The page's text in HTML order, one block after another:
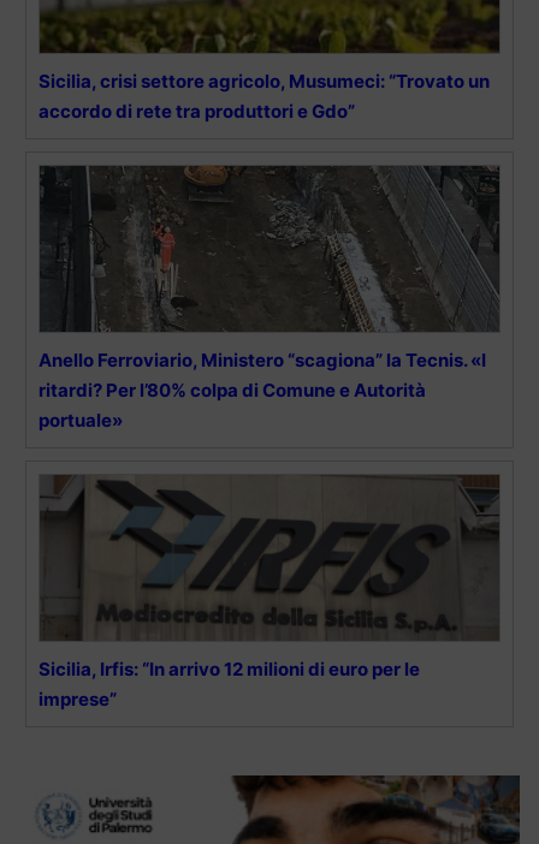
Sicilia, crisi settore agricolo, Musumeci: “Trovato un
accordo di rete tra produttori e Gdo”
Anello Ferroviario, Ministero “scagiona” la Tecnis. «I
ritardi? Per l’80% colpa di Comune e Autorità
portuale»
Sicilia, Irfis: “In arrivo 12 milioni di euro per le
imprese”